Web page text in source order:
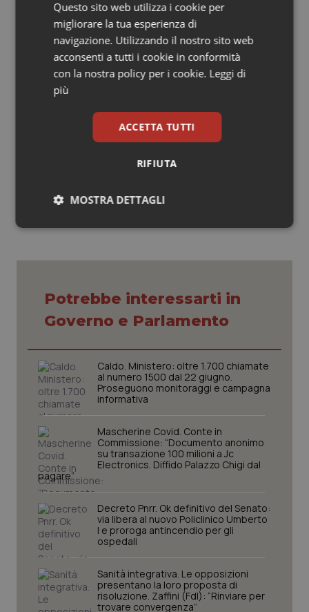
Nel 2018, c’erano tre capi di Governo femminili (11%),
mentre nel 2003 non ne erano presenti. Tuttavia,
durante questo quinquennio, la percentuale di capi di
governo femminili nell'Ue non ha mai superato il 14%, il
che significa che non c'erano mai più di quattro donne
in questa posizione contemporaneamente.
Potrebbe interessarti in
Governo e Parlamento
Caldo. Ministero: oltre 1.700 chiamate
al numero 1500 dal 22 giugno.
Proseguono monitoraggi e campagna
informativa
Mascherine Covid. Conte in
Commissione: “Documento anonimo
su transazione 100 milioni a Jc
Electronics. Diffido Palazzo Chigi dal
pagare”
Decreto Pnrr. Ok definitivo del Senato:
via libera al nuovo Policlinico Umberto
I e proroga antincendio per gli
ospedali
Sanità integrativa. Le opposizioni
presentano la loro proposta di
risoluzione. Zaffini (FdI): “Rinviare per
trovare convergenza”
Questo sito web utilizza i cookie per
migliorare la tua esperienza di
navigazione. Utilizzando il nostro sito web
acconsenti a tutti i cookie in conformità
con la nostra policy per i cookie. Leggi di
più
ACCETTA TUTTI
RIFIUTA
MOSTRA DETTAGLI
Necessari Statistici Marketing
Necessari Statistici Marketing
I cookie necessari contribuiscono a rendere fruibile il
sito web abilitandone funzionalità di base quali la
navigazione sulle pagine e l'accesso alle aree
protette del sito. Il sito web non è in grado di
funzionare correttamente senza questi cookie.
Nome
Fornitore/Dominio
VISITOR_PRIVACY_METADATA
YouTube
.youtube.com